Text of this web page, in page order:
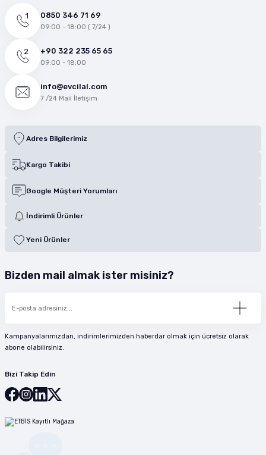
0850 346 71 69
09:00 - 18:00 ( 7/24 )
+90 322 235 65 65
09:00 - 18:00
info@evcilal.com
7 /24 Mail İletişim
Adres Bilgilerimiz
Kargo Takibi
Google Müşteri Yorumları
İndirimli Ürünler
Yeni Ürünler
Bizden mail almak ister misiniz?
Kampanyalarımızdan, indirimlerimizden haberdar olmak için ücretsiz olarak
abone olabilirsiniz.
Bizi Takip Edin